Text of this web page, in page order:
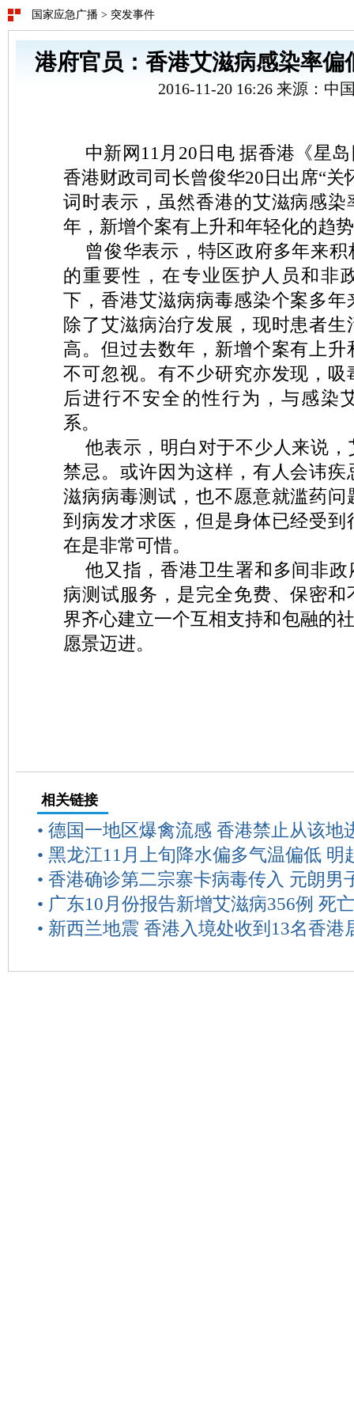
国家应急广播 > 突发事件
港府官员：香港艾滋病感染率偏
2016-11-20 16:26 来源：中
中新网11月20日电 据香港《星
香港财政司司长曾俊华20日出席“关
词时表示，虽然香港的艾滋病感染
年，新增个案有上升和年轻化的趋
曾俊华表示，特区政府多年来
的重要性，在专业医护人员和非
下，香港艾滋病病毒感染个案多年
除了艾滋病治疗发展，现时患者
高。但过去数年，新增个案有上
不可忽视。有不少研究亦发现，吸
后进行不安全的性行为，与感染
系。
他表示，明白对于不少人来说
禁忌。或许因为这样，有人会讳疾
滋病病毒测试，也不愿意就滥药问
到病发才求医，但是身体已经受到
在是非常可惜。
他又指，香港卫生署和多间非
病测试服务，是完全免费、保密和
界齐心建立一个互相支持和包融的
愿景迈进。
相关链接
• 德国一地区爆禽流感 香港禁止从该地
• 黑龙江11月上旬降水偏多气温偏低 明
• 香港确诊第二宗寨卡病毒传入 元朗男
• 广东10月份报告新增艾滋病356例 死
• 新西兰地震 香港入境处收到13名香港